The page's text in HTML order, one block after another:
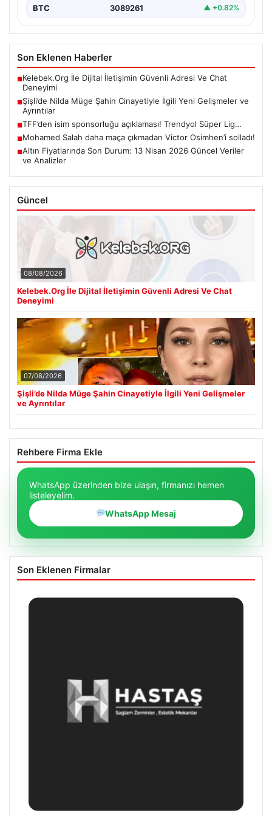
BTC 3089261 ▲ +0.82%
Son Eklenen Haberler
■Kelebek.Org İle Dijital İletişimin Güvenli Adresi Ve Chat
Deneyimi
■Şişli’de Nilda Müge Şahin Cinayetiyle İlgili Yeni Gelişmeler ve
Ayrıntılar
■TFF’den isim sponsorluğu açıklaması! Trendyol Süper Lig…
■Mohamed Salah daha maça çıkmadan Victor Osimhen’i solladı!
■Altın Fiyatlarında Son Durum: 13 Nisan 2026 Güncel Veriler
ve Analizler
Güncel
08/08/2026
Kelebek.Org İle Dijital İletişimin Güvenli Adresi Ve Chat
Deneyimi
07/08/2026
Şişli’de Nilda Müge Şahin Cinayetiyle İlgili Yeni Gelişmeler
ve Ayrıntılar
Rehbere Firma Ekle
WhatsApp üzerinden bize ulaşın, firmanızı hemen
listeleyelim.
WhatsApp Mesaj
Son Eklenen Firmalar